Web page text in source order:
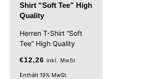
Shirt “Soft Tee” High
Quality
Herren T-Shirt “Soft
Tee” High Quality
€12,26 inkl. MwSt
Enthält 19% MwSt.